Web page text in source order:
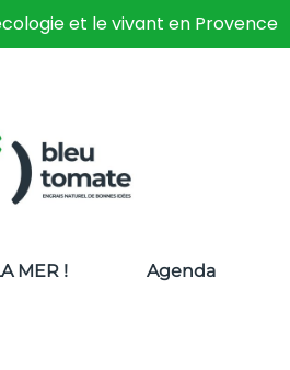
et le vivant en Provence
MER ! Agenda